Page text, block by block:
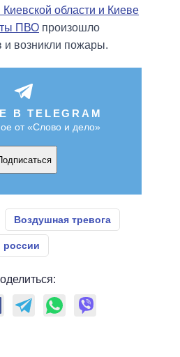
Киевской области и Киеве
ПВО произошло
и возникли пожары.
В TELEGRAM
от «Слово и дело»
Воздушная тревога
россии